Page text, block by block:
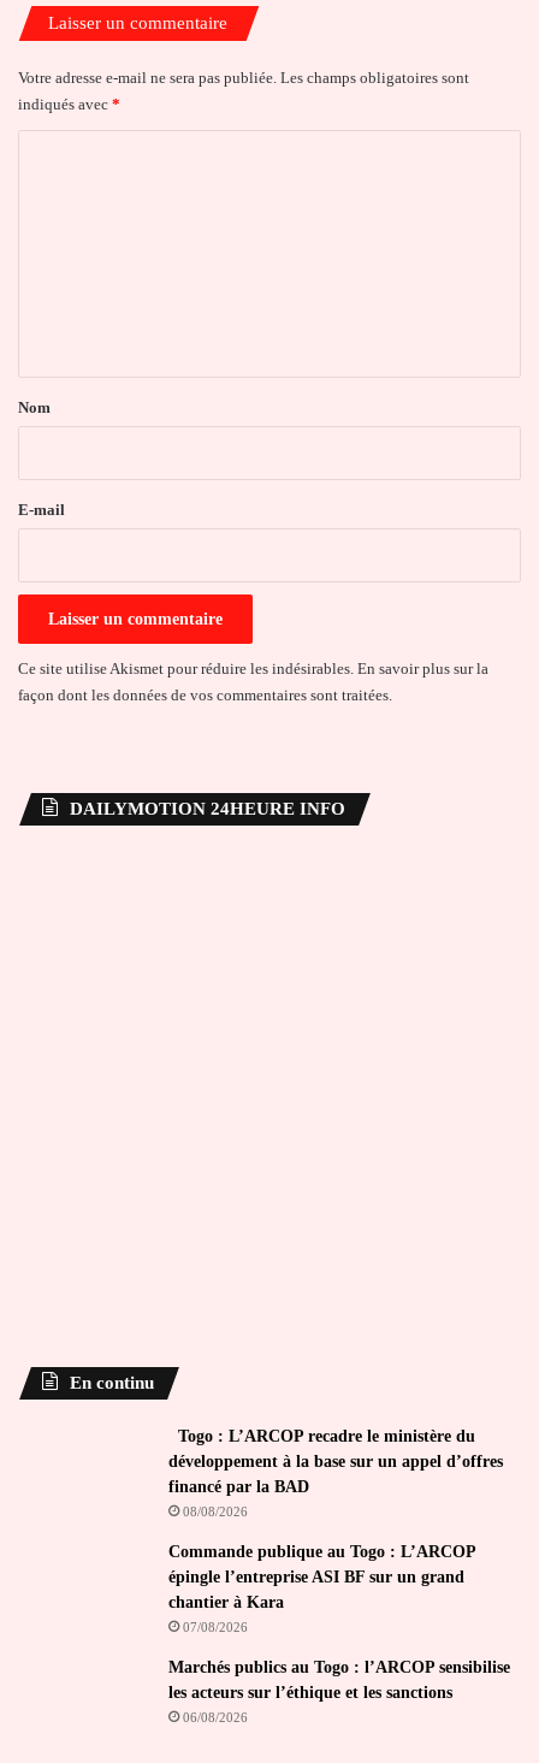
Laisser un commentaire
Votre adresse e-mail ne sera pas publiée. Les champs obligatoires sont
indiqués avec *
a
e
Nom
E-mail
Ce site utilise Akismet pour réduire les indésirables. En savoir plus sur la
façon dont les données de vos commentaires sont traitées
DAILYMOTION 24HEURE INFO
En continu
Togo : L’ARCOP recadre le ministère du
développement à la base sur un appel d’offres
financé par la BAD
08/08/2026
Commande publique au Togo : L’ARCOP
épingle l’entreprise ASI BF sur un grand
chantier à Kara
07/08/2026
Marchés publics au Togo : l’ARCOP sensibilise
les acteurs sur l’éthique et les sanctions
06/08/2026